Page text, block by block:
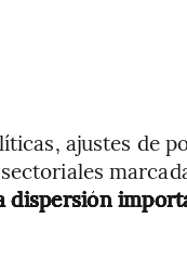
ajustes de
dispersión